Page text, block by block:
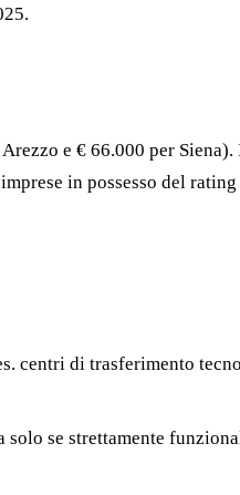
e € 66.000 per
in possesso del
centri di trasferimento
solo se strettamente